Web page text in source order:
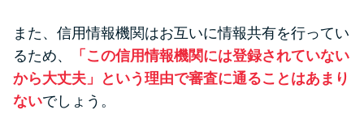
また、信用情報機関はお互いに情報共有を行ってい
るため、
「この信用情報機関には登録されていない
から大丈夫」という理由で審査に通ることはあまり
ないでしょう。